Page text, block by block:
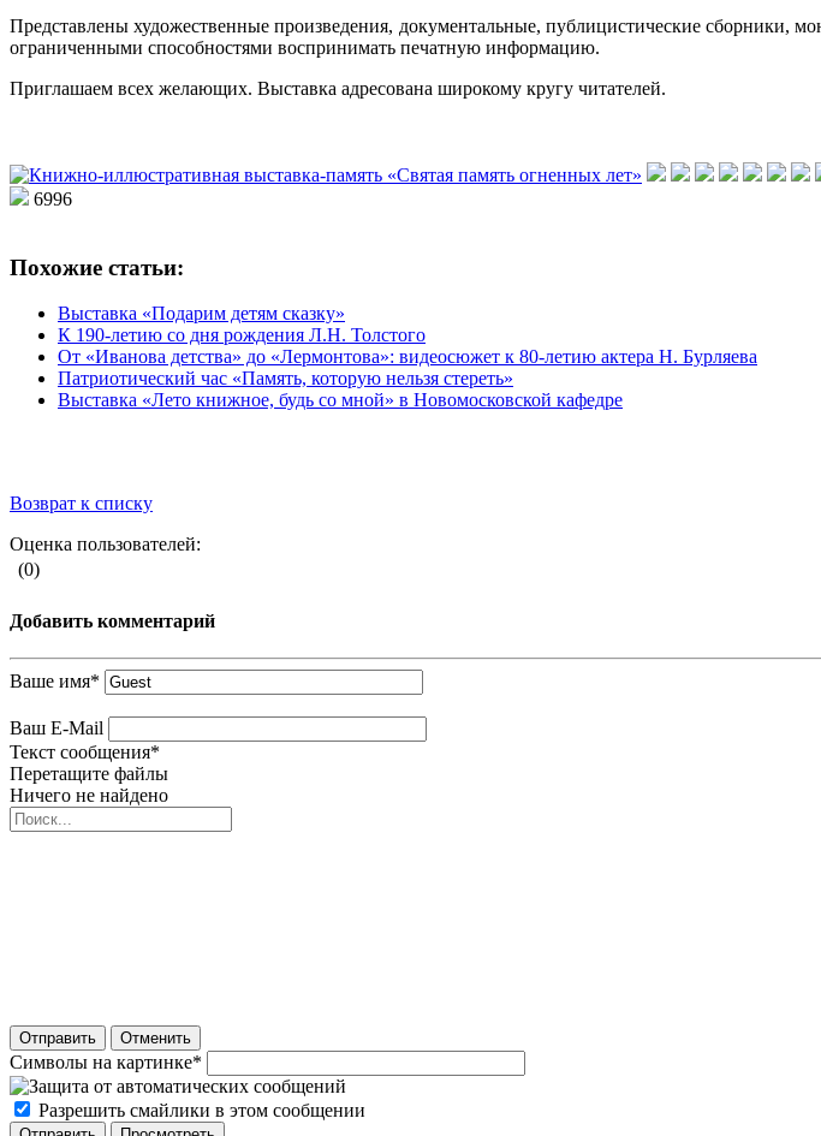
Представлены художественные произведения, документальные, публицистические
ограниченными способностями воспринимать печатную информацию.
Приглашаем всех желающих. Выставка адресована широкому кругу читателей.
6996
Похожие статьи:
Выставка «Подарим детям сказку»
К 190-летию со дня рождения Л.Н. Толстого
От «Иванова детства» до «Лермонтова»: видеосюжет к 80-летию актера Н. Бурляева
Патриотический час «Память, которую нельзя стереть»
Выставка «Лето книжное, будь со мной» в Новомосковской кафедре
Возврат к списку
Оценка пользователей:
(0)
Добавить комментарий
Ваше имя*
Ваш E-Mail
Текст сообщения*
Перетащите файлы
Ничего не найдено
Отправить Отменить
Символы на картинке*
Разрешить смайлики в этом сообщении